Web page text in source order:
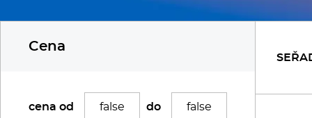
Gastronádoby
Cena
cena od do